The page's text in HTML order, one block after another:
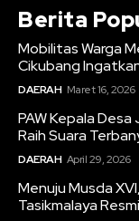
Berita
Mobilitas Warga
Cikubang
DAERAH Maret 16, 2026
PAW Kepala
Raih Suara
DAERAH April 29, 2026
Menuju Musda
Tasikmalaya